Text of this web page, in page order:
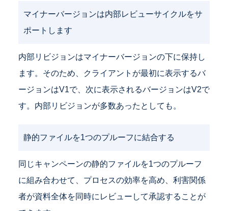
マイナーバージョンは内部レビューサイクルをサ
ポートします
内部リビジョンはマイナーバージョンの下に保持し
ます。そのため、クライアントが最初に表示するバ
ージョンはV1で、次に表示されるバージョンはV2で
す。内部リビジョンが多数あったとしても。
静的ファイルを1つのプルーフに結合する
同じキャンペーンの静的ファイルを1つのプルーフ
に組み合わせて、プロセスの効率を高め、利害関係
者が資料全体を同時にレビューして承認することが